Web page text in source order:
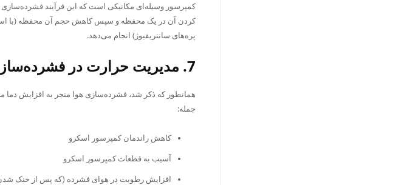
کمپرسور وسیله‌ای مکانیکی است که این فرآیند فشرده‌سازی
کردن آن در یک محفظه و سپس کاهش حجم آن محفظه (با
پره‌های سانتریفیوژ) انجام می‌دهد.
7. مدیریت حرارت در فشرده‌سازی:
همانطور که ذکر شد، فشرده‌سازی هوا منجر به افزایش دما
جمله:
کاهش راندمان کمپرسور اسکرو
آسیب به قطعات کمپرسور اسکرو
افزایش رطوبت در هوای فشرده (که پس از خنک